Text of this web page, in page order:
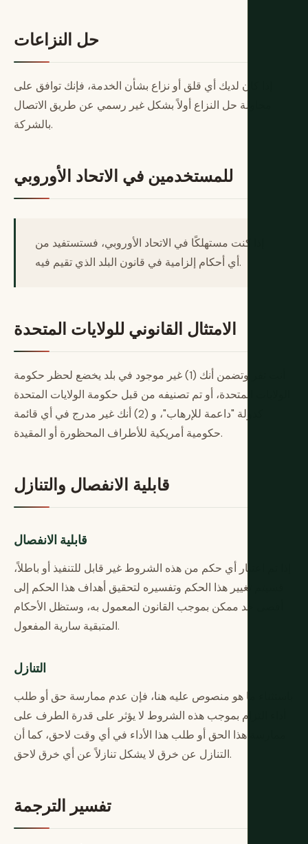
حل النزاعات
إذا كان لديك أي قلق أو نزاع بشأن الخدمة، فإنك توافق على
محاولة حل النزاع أولاً بشكل غير رسمي عن طريق الاتصال
بالشركة.
للمستخدمين في الاتحاد الأوروبي
إذا كنت مستهلكًا في الاتحاد الأوروبي، فستستفيد من
أي أحكام إلزامية في قانون البلد الذي تقيم فيه.
الامتثال القانوني للولايات المتحدة
أنت تقر وتضمن أنك (1) غير موجود في بلد يخضع لحظر حكومة
الولايات المتحدة، أو تم تصنيفه من قبل حكومة الولايات المتحدة
كدولة "داعمة للإرهاب"، و (2) أنك غير مدرج في أي قائمة
حكومية أمريكية للأطراف المحظورة أو المقيدة.
قابلية الانفصال والتنازل
قابلية الانفصال
إذا تم اعتبار أي حكم من هذه الشروط غير قابل للتنفيذ أو باطلاً،
فسيتم تغيير هذا الحكم وتفسيره لتحقيق أهداف هذا الحكم إلى
أقصى حد ممكن بموجب القانون المعمول به، وستظل الأحكام
المتبقية سارية المفعول.
التنازل
باستثناء ما هو منصوص عليه هنا، فإن عدم ممارسة حق أو طلب
أداء التزام بموجب هذه الشروط لا يؤثر على قدرة الطرف على
ممارسة هذا الحق أو طلب هذا الأداء في أي وقت لاحق، كما أن
التنازل عن خرق لا يشكل تنازلاً عن أي خرق لاحق.
تفسير الترجمة